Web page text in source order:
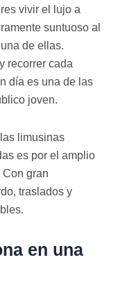
vivir el lujo a
suntuoso al
de ellas.
recorrer cada
día es una de las
joven.
limusinas
es por el amplio
gran
traslados y
en una